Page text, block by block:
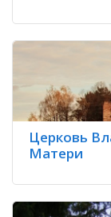
Церковь
Матери